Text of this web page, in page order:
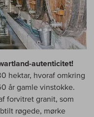
autenticitet!
hektar, hvoraf omkring
år gamle vinstokke.
forvitret granit, som
røgede, mørke